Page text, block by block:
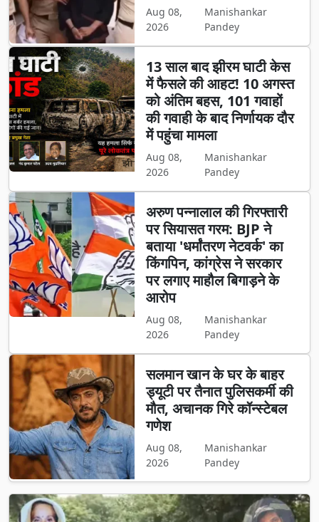
Aug 08,
2026
Manishankar
Pandey
13 साल बाद झीरम घाटी केस
में फैसले की आहट! 10 अगस्त
को अंतिम बहस, 101 गवाहों
की गवाही के बाद निर्णायक दौर
में पहुंचा मामला
Aug 08,
2026
Manishankar
Pandey
अरुण पन्नालाल की गिरफ्तारी
पर सियासत गरम: BJP ने
बताया 'धर्मांतरण नेटवर्क' का
किंगपिन, कांग्रेस ने सरकार
पर लगाए माहौल बिगाड़ने के
आरोप
Aug 08,
2026
Manishankar
Pandey
सलमान खान के घर के बाहर
ड्यूटी पर तैनात पुलिसकर्मी की
मौत, अचानक गिरे कॉन्स्टेबल
गणेश
Aug 08,
2026
Manishankar
Pandey